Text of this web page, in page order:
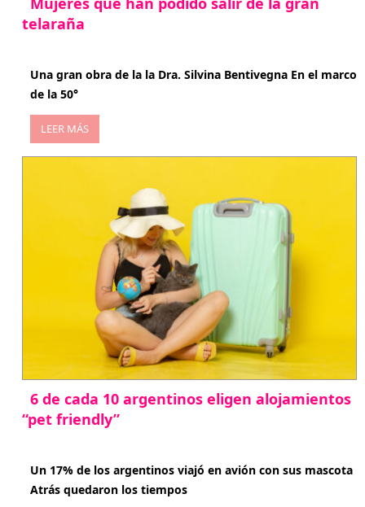
telaraña
Una gran obra de la la Dra. Silvina Bentivegna En el marco
de la 50°
LEER MÁS
6 de cada 10 argentinos eligen alojamientos
“pet friendly”
Un 17% de los argentinos viajó en avión con sus mascota
Atrás quedaron los tiempos